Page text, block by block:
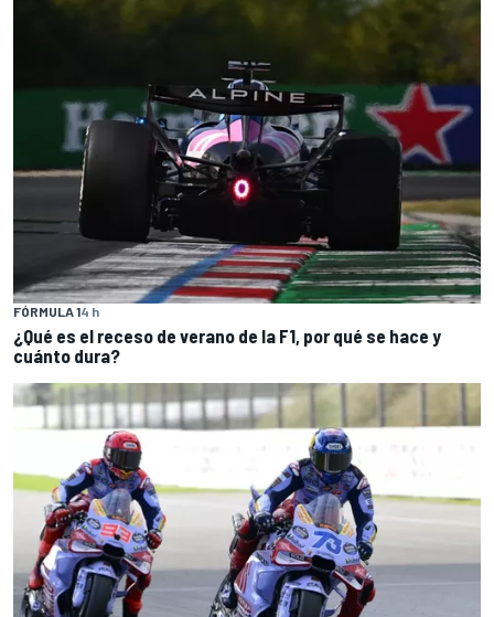
FÓRMULA 14 h
¿Qué es el receso de verano de la F1, por qué se hace y
cuánto dura?